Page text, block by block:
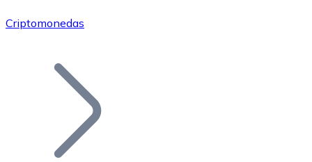
Únete a nuestra red de distribuidores.
Añade tu proyecto a nuestro ecosistema.
Criptomonedas